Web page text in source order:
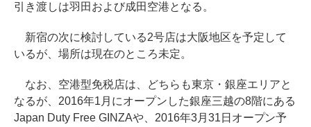
引き渡しは羽田および成田空港となる。
新宿の次に検討している2号店は大阪地区を予定して
いるが、場所は現在のところ未定。
なお、空港型免税店は、どちらも東京・銀座エリアと
なるが、2016年1月にオープンした銀座三越の8階にある
Japan Duty Free GINZAや、2016年3月31日オープン予